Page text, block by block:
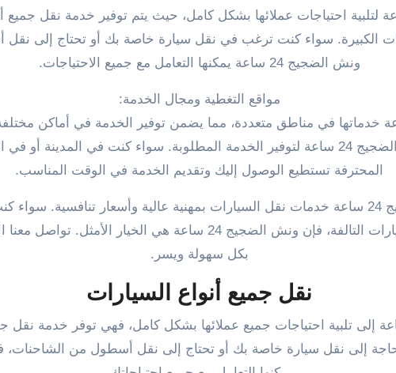
ونش الضجيج 24 ساعة لتلبية احتياجات عملائها بشكل كامل، حيث يتم توفير خدمة نقل
الكبيرة. سواء كنت ترغب في نقل سيارة خاصة بك أو تحتاج إلى
ونش الضجيج 24 ساعة يمكنها التعامل مع جميع الاحتياجات.
مواقع التغطية ومجال الخدمة:
ونش الضجيج 24 ساعة خدماتها في مناطق متعددة، مما يضمن توفير الخدمة في
يمكنك الاعتماد على ونش الضجيج 24 ساعة لتوفير الخدمة المطلوبة. سواء كنت في
المحترفة تستطيع الوصول إليك وتقديم الخدمة في الوقت المناسب.
باختصار، يوفر ونش الضجيج 24 ساعة خدمات نقل السيارات بمهنية عالية وأسعار
الشخصية أو التعامل مع السيارات التالفة، فإن ونش الضجيج 24 ساعة
بكل سهولة ويسر.
نقل جميع أنواع السيارات
ونش الضجيج 24 ساعة إلى تلبية احتياجات جميع عملائها بشكل كامل، فهي توفر خدمة